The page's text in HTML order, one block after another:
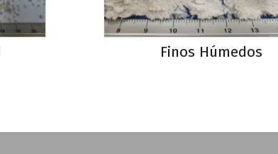
Finos Húmedos